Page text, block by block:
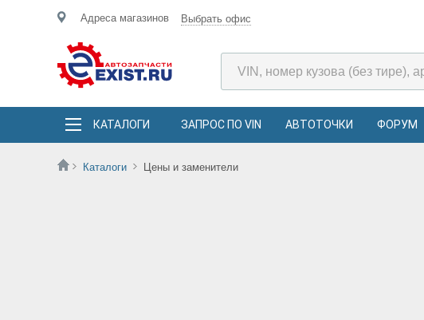
Адреса магазинов Выбрать офис
КАТАЛОГИ ЗАПРОС ПО VIN АВТОТОЧКИ ФОРУМ
Каталоги Цены и заменители